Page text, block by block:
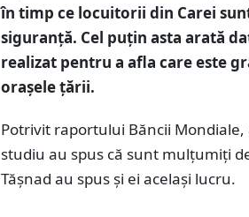
în timp ce locuitorii din Carei
siguranță. Cel puțin asta arată
realizat pentru a afla care este
orașele țării.
Potrivit raportului Băncii
studiu au spus că sunt mulțumiți
Tășnad au spus și ei același lucru.